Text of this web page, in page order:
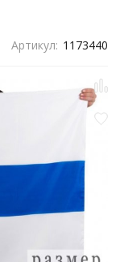
Артикул: 1173440